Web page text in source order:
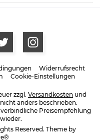
Widerrufsrecht
Cookie-Einstellungen
zzgl. Versandkosten und
anders beschrieben.
Preisempfehlung
Reserved. Theme by